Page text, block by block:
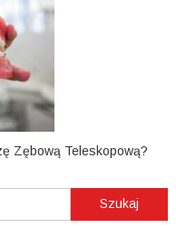
Zębową Teleskopową?
Szukaj: